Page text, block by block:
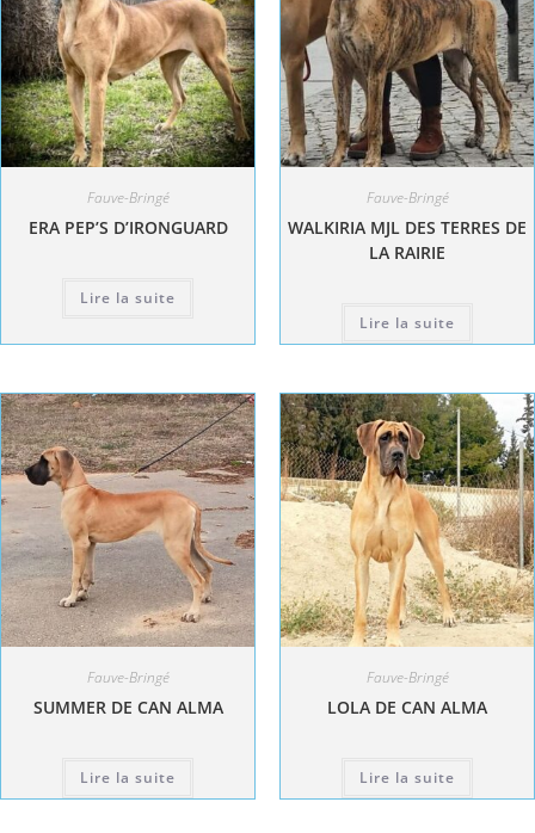
Fauve-Bringé
ERA PEP’S D’IRONGUARD
Lire la suite
Fauve-Bringé
WALKIRIA MJL DES TERRES DE
LA RAIRIE
Lire la suite
Fauve-Bringé
SUMMER DE CAN ALMA
Lire la suite
Fauve-Bringé
LOLA DE CAN ALMA
Lire la suite